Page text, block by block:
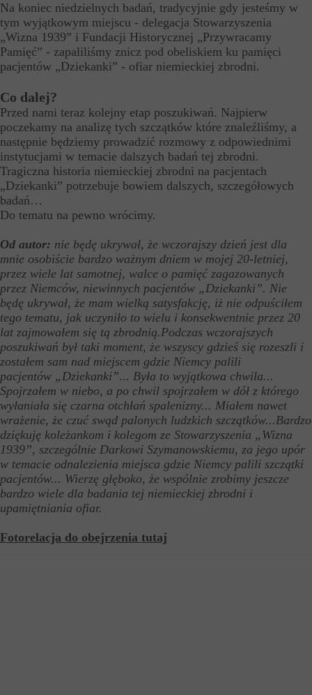
Na koniec niedzielnych badań, tradycyjnie gdy jesteśmy w
tym wyjątkowym miejscu - delegacja Stowarzyszenia
„Wizna 1939” i Fundacji Historycznej „Przywracamy
Pamięć” - zapaliliśmy znicz pod obeliskiem ku pamięci
pacjentów „Dziekanki” - ofiar niemieckiej zbrodni.
Co dalej?
Przed nami teraz kolejny etap poszukiwań. Najpierw
poczekamy na analizę tych szczątków które znaleźliśmy, a
następnie będziemy prowadzić rozmowy z odpowiednimi
instytucjami w temacie dalszych badań tej zbrodni.
Tragiczna historia niemieckiej zbrodni na pacjentach
„Dziekanki” potrzebuje bowiem dalszych, szczegółowych
badań…
Do tematu na pewno wrócimy.
Od autor: nie będę ukrywał, że wczorajszy dzień jest dla
mnie osobiście bardzo ważnym dniem w mojej 20-letniej,
przez wiele lat samotnej, walce o pamięć zagazowanych
przez Niemców, niewinnych pacjentów „Dziekanki”. Nie
będę ukrywał, że mam wielką satysfakcję, iż nie odpuściłem
tego tematu, jak uczyniło to wielu i konsekwentnie przez 20
lat zajmowałem się tą zbrodnią.Podczas wczorajszych
poszukiwań był taki moment, że wszyscy gdzieś się rozeszli i
zostałem sam nad miejscem gdzie Niemcy palili
pacjentów „Dziekanki”... Była to wyjątkowa chwila...
Spojrzałem w niebo, a po chwil spojrzałem w dół z którego
wyłaniała się czarna otchłań spalenizny... Miałem nawet
wrażenie, że czuć swąd palonych ludzkich szczątków...Bardzo
dziękuję koleżankom i kolegom ze Stowarzyszenia „Wizna
1939”, szczególnie Darkowi Szymanowskiemu, za jego upór
w temacie odnalezienia miejsca gdzie Niemcy palili szczątki
pacjentów... Wierzę głęboko, że wspólnie zrobimy jeszcze
bardzo wiele dla badania tej niemieckiej zbrodni i
upamiętniania ofiar.
Fotorelacja do obejrzenia tutaj